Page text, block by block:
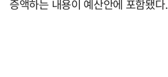
증액하는 내용이 예산안에 포함됐다.